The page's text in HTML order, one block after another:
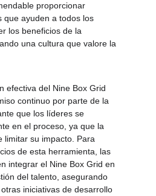
proporcionar
que ayuden a todos los
los beneficios de la
una cultura que valore la
efectiva del Nine Box Grid
continuo por parte de la
que los líderes se
en el proceso, ya que la
limitar su impacto. Para
de esta herramienta, las
integrar el Nine Box Grid en
del talento, asegurando
iniciativas de desarrollo